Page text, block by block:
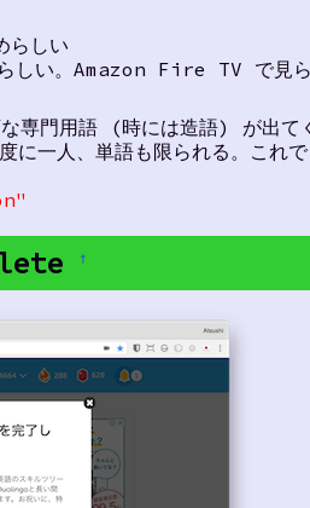
らしい
しい。Amazon Fire TV で見
専門用語 (時には造語) が出て
一人、単語も限られる。これ
†